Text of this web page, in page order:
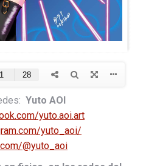
Yuto AOI
yuto.aoi.art
yuto_aoi/
@yuto_aoi